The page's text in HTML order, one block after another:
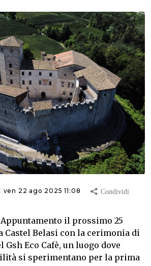
ven 22 ago 2025 11:08
Appuntamento il prossimo 25
Castel Belasi con la cerimonia di
Eco Cafè, un luogo dove
si sperimentano per la prima